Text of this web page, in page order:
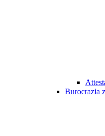
Burocrazia